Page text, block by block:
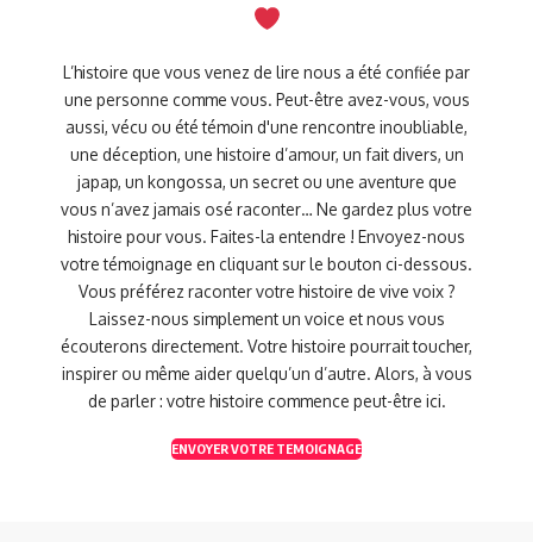
L’histoire que vous venez de lire nous a été confiée par
une personne comme vous. Peut-être avez-vous, vous
aussi, vécu ou été témoin d'une rencontre inoubliable,
une déception, une histoire d’amour, un fait divers, un
japap, un kongossa, un secret ou une aventure que
vous n’avez jamais osé raconter… Ne gardez plus votre
histoire pour vous. Faites-la entendre ! Envoyez-nous
votre témoignage en cliquant sur le bouton ci-dessous.
Vous préférez raconter votre histoire de vive voix ?
Laissez-nous simplement un voice et nous vous
écouterons directement. Votre histoire pourrait toucher,
inspirer ou même aider quelqu’un d’autre. Alors, à vous
de parler : votre histoire commence peut-être ici.
ENVOYER VOTRE TEMOIGNAGE